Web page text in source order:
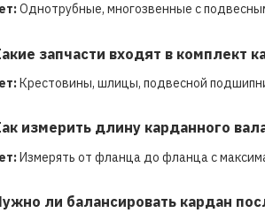
Однотрубные, многозвенные с
запчасти входят в комплект
Крестовины, шлицы, подвесной
измерить длину карданного
Измерять от фланца до фланца с
ли балансировать кардан